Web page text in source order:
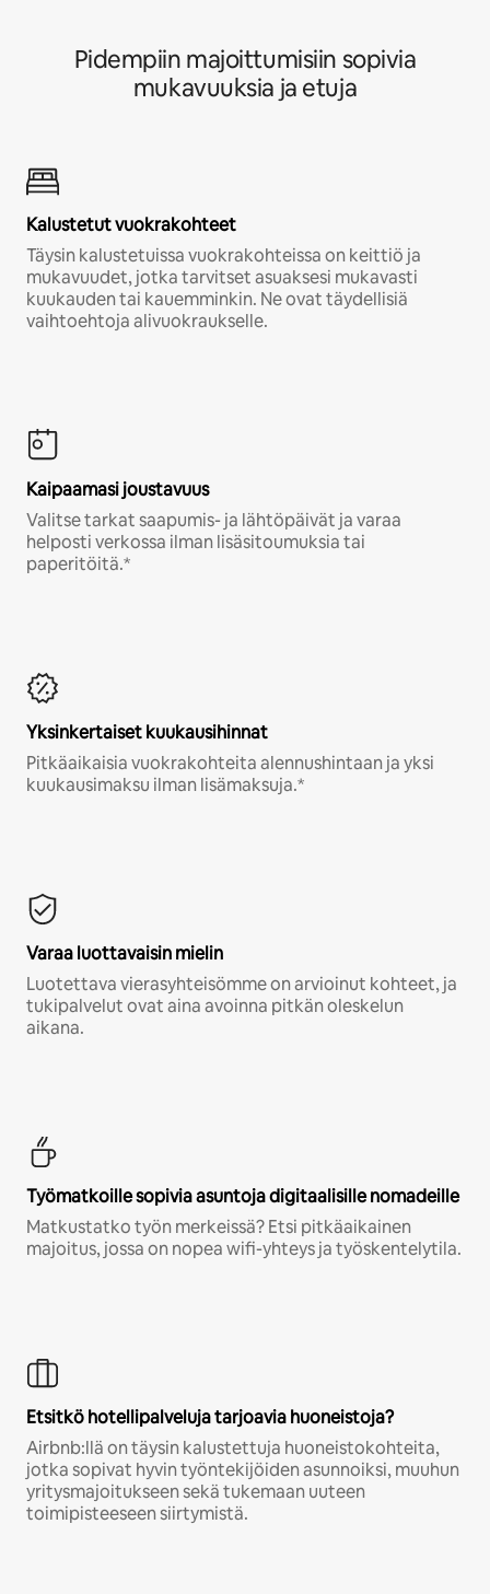
Pidempiin majoittumisiin sopivia
mukavuuksia ja etuja
Kalustetut vuokrakohteet
Täysin kalustetuissa vuokrakohteissa on keittiö ja
mukavuudet, jotka tarvitset asuaksesi mukavasti
kuukauden tai kauemminkin. Ne ovat täydellisiä
vaihtoehtoja alivuokraukselle.
Kaipaamasi joustavuus
Valitse tarkat saapumis- ja lähtöpäivät ja varaa
helposti verkossa ilman lisäsitoumuksia tai
paperitöitä.*
Yksinkertaiset kuukausihinnat
Pitkäaikaisia vuokrakohteita alennushintaan ja yksi
kuukausimaksu ilman lisämaksuja.*
Varaa luottavaisin mielin
Luotettava vierasyhteisömme on arvioinut kohteet, ja
tukipalvelut ovat aina avoinna pitkän oleskelun
aikana.
Työmatkoille sopivia asuntoja digitaalisille nomadeille
Matkustatko työn merkeissä? Etsi pitkäaikainen
majoitus, jossa on nopea wifi-yhteys ja työskentelytila.
Etsitkö hotellipalveluja tarjoavia huoneistoja?
Airbnb:llä on täysin kalustettuja huoneistokohteita,
jotka sopivat hyvin työntekijöiden asunnoiksi, muuhun
yritysmajoitukseen sekä tukemaan uuteen
toimipisteeseen siirtymistä.